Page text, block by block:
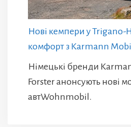
Нові кемпери у Trigano-
комфорт з Karmann
Німецькі бренди
Forster анонсують нові
автWohnmobil.